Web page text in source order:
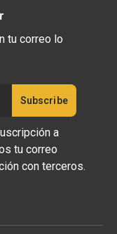
tu correo lo
a
tu correo
con terceros.